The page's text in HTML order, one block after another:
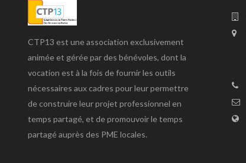
CTP13 est une association exclusivement
animée et gérée par des bénévoles, dont la
vocation est à la fois de fournir les outils
nécessaires aux cadres pour leur permettre
de construire leur projet professionnel en
temps partagé, et de promouvoir le temps
partagé auprès des PME locales.